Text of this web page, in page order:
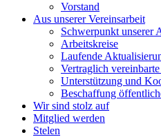
Vorstand
Aus unserer Vereinsarbeit
Schwerpunkt unserer
Arbeitskreise
Laufende
Vertraglich
Unterstützung und
Beschaffung
Wir sind stolz auf
Mitglied werden
Stelen